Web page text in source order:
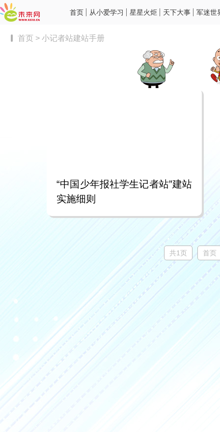
首页 从小爱学习 星星火炬 天下大事 军迷世
首页 > 小记者站建站手册
“中国少年报社学生记者站”建站
实施细则
共1页 首页